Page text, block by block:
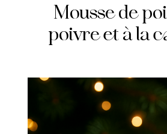
Mousse de
poivre et à la